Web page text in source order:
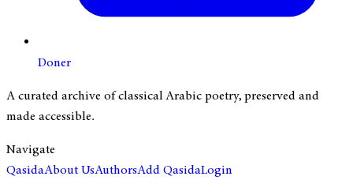
Doner
A curated archive of classical Arabic poetry, preserved and
made accessible.
Navigate
QasidaAbout UsAuthorsAdd QasidaLogin